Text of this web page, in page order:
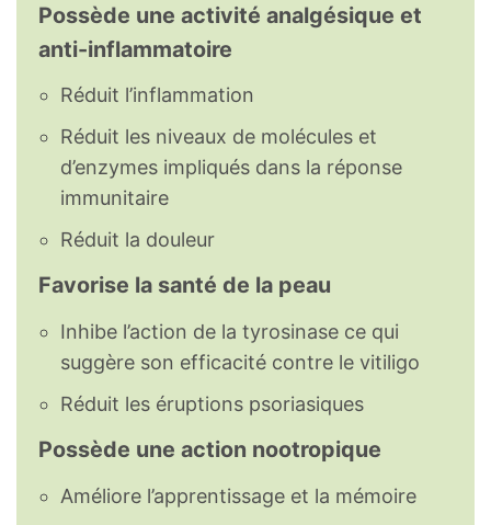
Possède une activité analgésique et
anti-inflammatoire
Réduit l’inflammation
Réduit les niveaux de molécules et
d’enzymes impliqués dans la réponse
immunitaire
Réduit la douleur
Favorise la santé de la peau
Inhibe l’action de la tyrosinase ce qui
suggère son efficacité contre le vitiligo
Réduit les éruptions psoriasiques
Possède une action nootropique
Améliore l’apprentissage et la mémoire